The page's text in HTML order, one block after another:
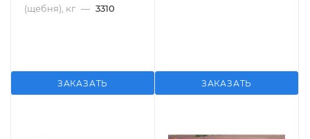
(щебня), кг — 3310
ЗАКАЗАТЬ ЗАКАЗАТЬ